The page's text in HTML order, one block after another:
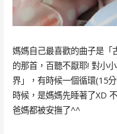
媽媽自己最喜歡的曲子是「
的那首，百聽不厭耶! 對小
界」，有時候一個循環(15
時候，是媽媽先睡著了XD
爸媽都被安撫了^^